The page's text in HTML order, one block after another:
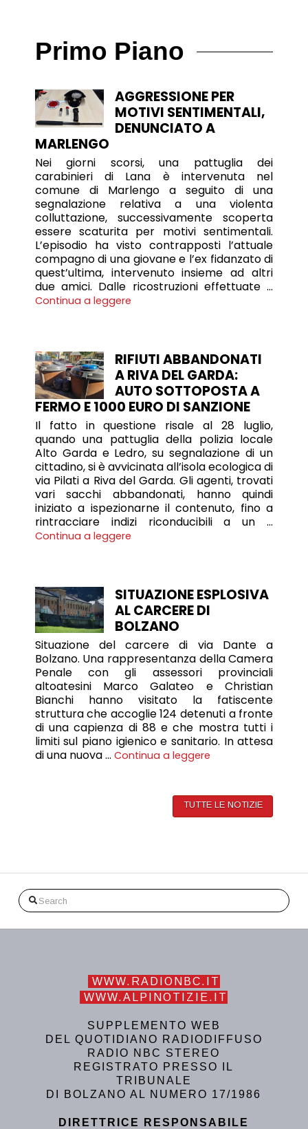
Primo Piano
AGGRESSIONE PER
MOTIVI SENTIMENTALI,
DENUNCIATO A
MARLENGO
Nei giorni scorsi, una pattuglia dei
carabinieri di Lana è intervenuta nel
comune di Marlengo a seguito di una
segnalazione relativa a una violenta
colluttazione, successivamente scoperta
essere scaturita per motivi sentimentali.
L’episodio ha visto contrapposti l’attuale
compagno di una giovane e l’ex fidanzato di
quest’ultima, intervenuto insieme ad altri
due amici. Dalle ricostruzioni effettuate …
Continua a leggere
RIFIUTI ABBANDONATI
A RIVA DEL GARDA:
AUTO SOTTOPOSTA A
FERMO E 1000 EURO DI SANZIONE
Il fatto in questione risale al 28 luglio,
quando una pattuglia della polizia locale
Alto Garda e Ledro, su segnalazione di un
cittadino, si è avvicinata all’isola ecologica di
via Pilati a Riva del Garda. Gli agenti, trovati
vari sacchi abbandonati, hanno quindi
iniziato a ispezionarne il contenuto, fino a
rintracciare indizi riconducibili a un …
Continua a leggere
SITUAZIONE ESPLOSIVA
AL CARCERE DI
BOLZANO
Situazione del carcere di via Dante a
Bolzano. Una rappresentanza della Camera
Penale con gli assessori provinciali
altoatesini Marco Galateo e Christian
Bianchi hanno visitato la fatiscente
struttura che accoglie 124 detenuti a fronte
di una capienza di 88 e che mostra tutti i
limiti sul piano igienico e sanitario. In attesa
di una nuova … Continua a leggere
TUTTE LE NOTIZIE
Search
WWW.RADIONBC.IT
WWW.ALPINOTIZIE.IT
SUPPLEMENTO WEB
DEL QUOTIDIANO RADIODIFFUSO
RADIO NBC STEREO
REGISTRATO PRESSO IL
TRIBUNALE
DI BOLZANO AL NUMERO 17/1986
DIRETTRICE RESPONSABILE